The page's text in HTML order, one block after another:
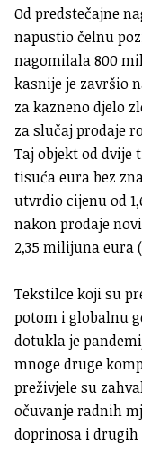
Od predstečajne
napustio čelnu
nagomilala 800
kasnije je završio
za kazneno djelo
za slučaj prodaje
Taj objekt od dvije
tisuća eura bez
utvrdio cijenu od
nakon prodaje
2,35 milijuna eura (
Tekstilce koji su
potom i globalnu
dotukla je
mnoge druge
preživjele su
očuvanje radnih
doprinosa i drugih